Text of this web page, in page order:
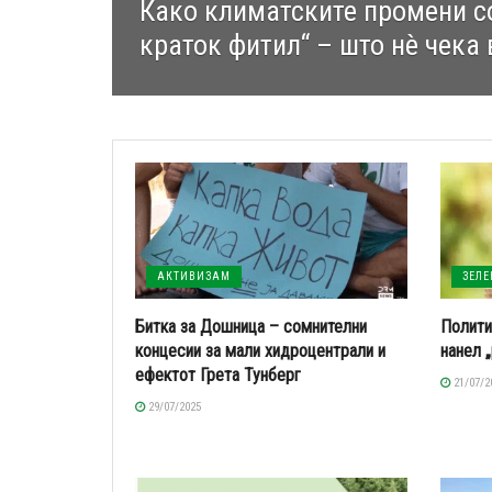
Како климатските промени
краток фитил“ – што нè чека
АКТИВИЗАМ
Битка за Дошница – сомнителни
концесии за мали хидроцентрали и
ефектот Грета Тунберг
29/07/2025
нанел
21/07/